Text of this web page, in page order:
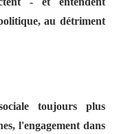
au détriment
toujours plus
l'engagement dans